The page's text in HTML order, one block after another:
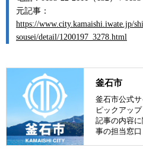
元記事：
https://www.city.kamaishi.iwate.jp/
sousei/detail/1200197_3278.html
釜石市
釜石市公式
ピックアッ
記事の内容
事の担当窓口